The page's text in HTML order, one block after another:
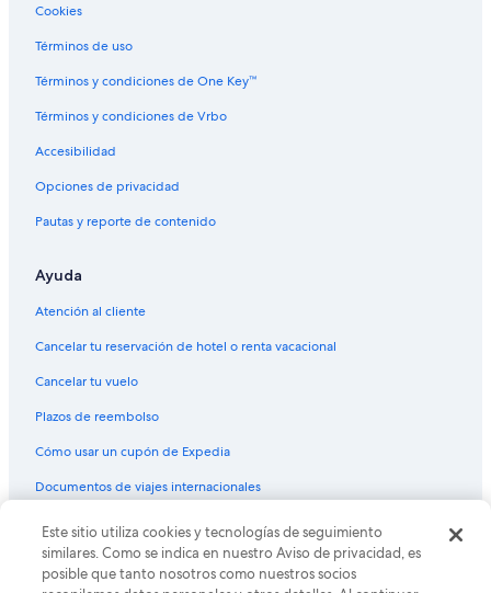
Cookies
Términos de uso
Términos y condiciones de One Key™
Términos y condiciones de Vrbo
Accesibilidad
Opciones de privacidad
Pautas y reporte de contenido
Ayuda
Atención al cliente
Cancelar tu reservación de hotel o renta vacacional
Cancelar tu vuelo
Plazos de reembolso
Cómo usar un cupón de Expedia
Documentos de viajes internacionales
© 2026 Expedia, Inc., una empresa de Expedia Group. Todos los
derechos reservados. Expedia y el logo de Expedia son marcas
registradas o marcas comerciales de Expedia, Inc. CST# 2029030-50.
Este sitio utiliza cookies y tecnologías de seguimiento
similares. Como se indica en nuestro Aviso de privacidad, es
posible que tanto nosotros como nuestros socios